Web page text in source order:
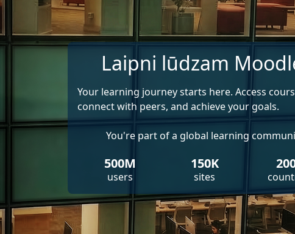
Laipni lūdzam
Your learning journey starts here. Access
connect with peers, and achieve your goals.
You're part of a global learning
500M
users
150K
sites